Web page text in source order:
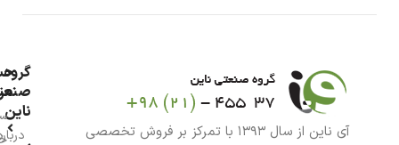
آی ناین از سال ۱۳۹۳ با تمرکز بر فروش تخصصی
گروه
ناین